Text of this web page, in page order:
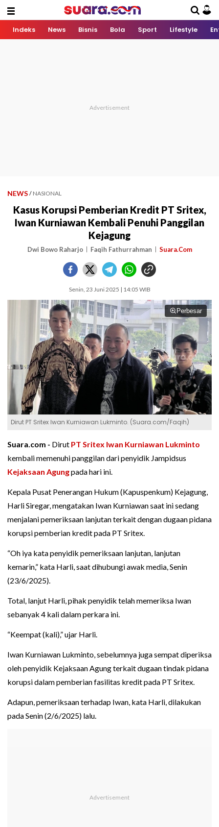
Indeks News Bisnis Bola Sport Lifestyle
NEWS / NASIONAL
Kasus Korupsi Pemberian Kredit PT Sritex,
Iwan Kurniawan Kembali Penuhi Panggilan
Kejagung
Dwi Bowo Raharjo Faqih Fathurrahman Suara.Com
Senin, 23 Juni 2025 | 14:05 WIB
Perbesar
Dirut PT Sritex Iwan Kurniawan Lukminto. (Suara.com/Faqih)
Suara.com - Dirut PT Sritex Iwan Kurniawan Lukminto
kembali memenuhi panggilan dari penyidik Jampidsus
Kejaksaan Agungpada hari ini.
Kepala Pusat Penerangan Hukum (Kapuspenkum) Kejagung,
Harli Siregar, mengatakan Iwan Kurniawan saat ini sedang
menjalani pemeriksaan lanjutan terkait dengan dugaan pidana
korupsi pemberian kredit pada PT Sritex.
“Oh iya kata penyidik pemeriksaan lanjutan, lanjutan
kemarin,” kata Harli, saat dihubungi awak media, Senin
(23/6/2025).
Total, lanjut Harli, pihak penyidik telah memeriksa Iwan
sebanyak 4 kali dalam perkara ini.
“Keempat (kali),” ujar Harli.
Iwan Kurniawan Lukminto, sebelumnya juga sempat diperiksa
oleh penyidik Kejaksaan Agung terkait dugaan tindak pidana
korupsi dalam pemberian fasilitas kredit pada PT Sritex.
Adapun, pemeriksaan terhadap Iwan, kata Harli, dilakukan
pada Senin (2/6/2025) lalu.